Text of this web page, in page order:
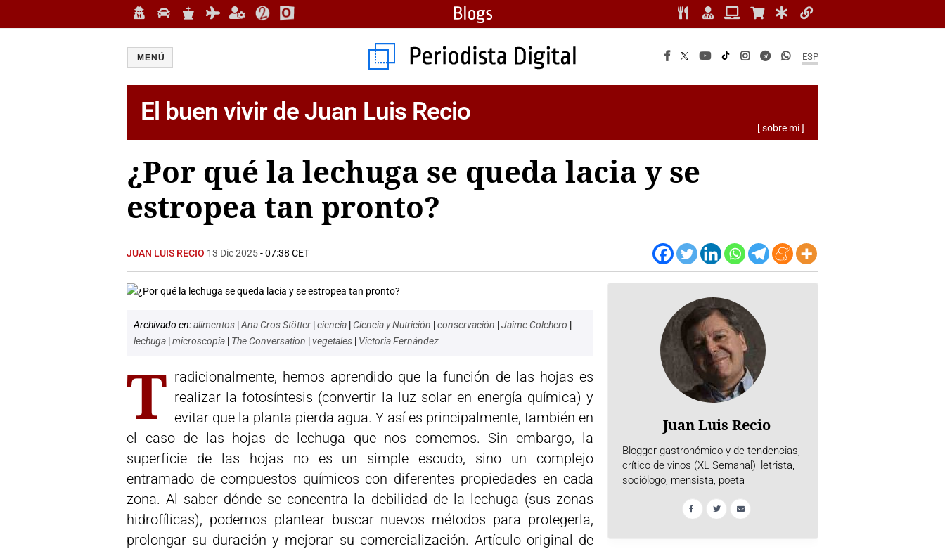
ESP
MENÚ
El buen vivir de Juan Luis Recio
[ sobre mí ]
¿Por qué la lechuga se queda lacia y se
estropea tan pronto?
JUAN LUIS RECIO 13 Dic 2025- 07:38 CET
Archivado en:alimentos |Ana Cros Stötter |ciencia | Ciencia y Nutrición |conservación |Jaime Colchero |
lechuga |microscopía | The Conversation |vegetales | Victoria Fernández
T radicionalmente, hemos aprendido que la función de las hojas es
realizar la fotosíntesis (convertir la luz solar en energía química) y
evitar que la planta pierda agua. Y así es principalmente, también en
el caso de las hojas de lechuga que nos comemos. Sin embargo, la
superficie de las hojas no es un simple escudo, sino un complejo
entramado de compuestos químicos con diferentes propiedades en cada
zona. Al saber dónde se concentra la debilidad de la lechuga (sus zonas
hidrofílicas), podemos plantear buscar nuevos métodos para protegerla,
prolongar su duración y mejorar su comercialización. Artículo original de
Juan Luis Recio
Blogger gastronómico y de tendencias,
crítico de vinos (XL Semanal), letrista,
sociólogo, mensista, poeta